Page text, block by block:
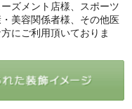
ズメント店様、スポーツ
美容関係者様、その他医
にご利用頂いておりま